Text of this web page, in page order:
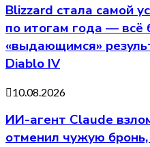
Blizzard стала самой
по итогам года — всё
«выдающимся»
Diablo IV
10.08.2026
ИИ-агент Claude
отменил чужую